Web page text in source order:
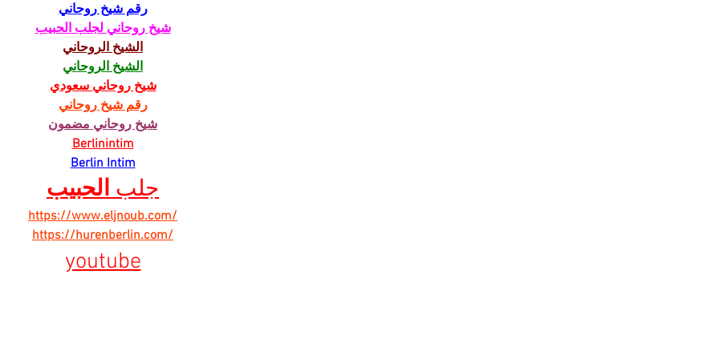
رقم شيخ روحاني
شيخ روحاني لجلب الحبيب
الشيخ الروحاني
الشيخ الروحاني
شيخ روحاني سعودي
رقم شيخ روحاني
شيخ روحاني مضمون
Berlinintim
Berlin Intim
جلب الحبيب
https://www.eljnoub.com/
https://hurenberlin.com/
youtube